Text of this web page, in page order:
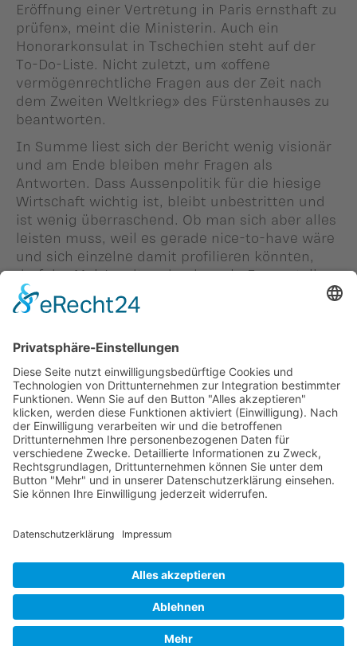
Eröffnung einer Vertretung in Paris ernsthaft zu
prüfen», meint die Ministerin. Auch ein
Honorarkonsulat in Tschechien steht auf der
To-Do-Liste. Nicht zuletzt, um «offene
vermögenrechtliche Fragen aus der Zeit nach
dem Zweiten Weltkrieg» des Fürstenhauses zu
beantworten.
In Summe liest sich der Bericht wenig visionär
und am Ende bleiben mehr Fragen als
Antworten. Dass Aussenpolitik für die hiesige
Wirtschaft wichtig ist, bleibt unbestritten und
ist wenig überraschend. Ob man sich aber alles
leisten muss, weil es gerade nice-to-have wäre
und sich einzelne damit profilieren könnten,
darf der Mai-Landtag durchaus in Frage stellen
– zumal im Inland seit den
Massnahmenpaketenimmer noch viele Kosten
Zurück